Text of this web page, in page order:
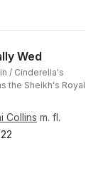
Wed
/ Cinderella's
the Sheikh's Royal
Collins m. fl.